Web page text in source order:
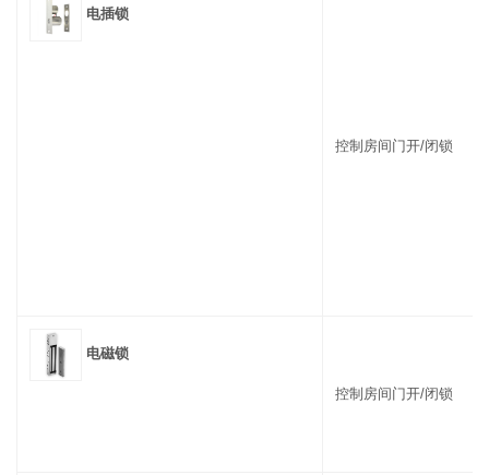
电插锁
控制房间门开/闭锁
电磁锁
控制房间门开/闭锁